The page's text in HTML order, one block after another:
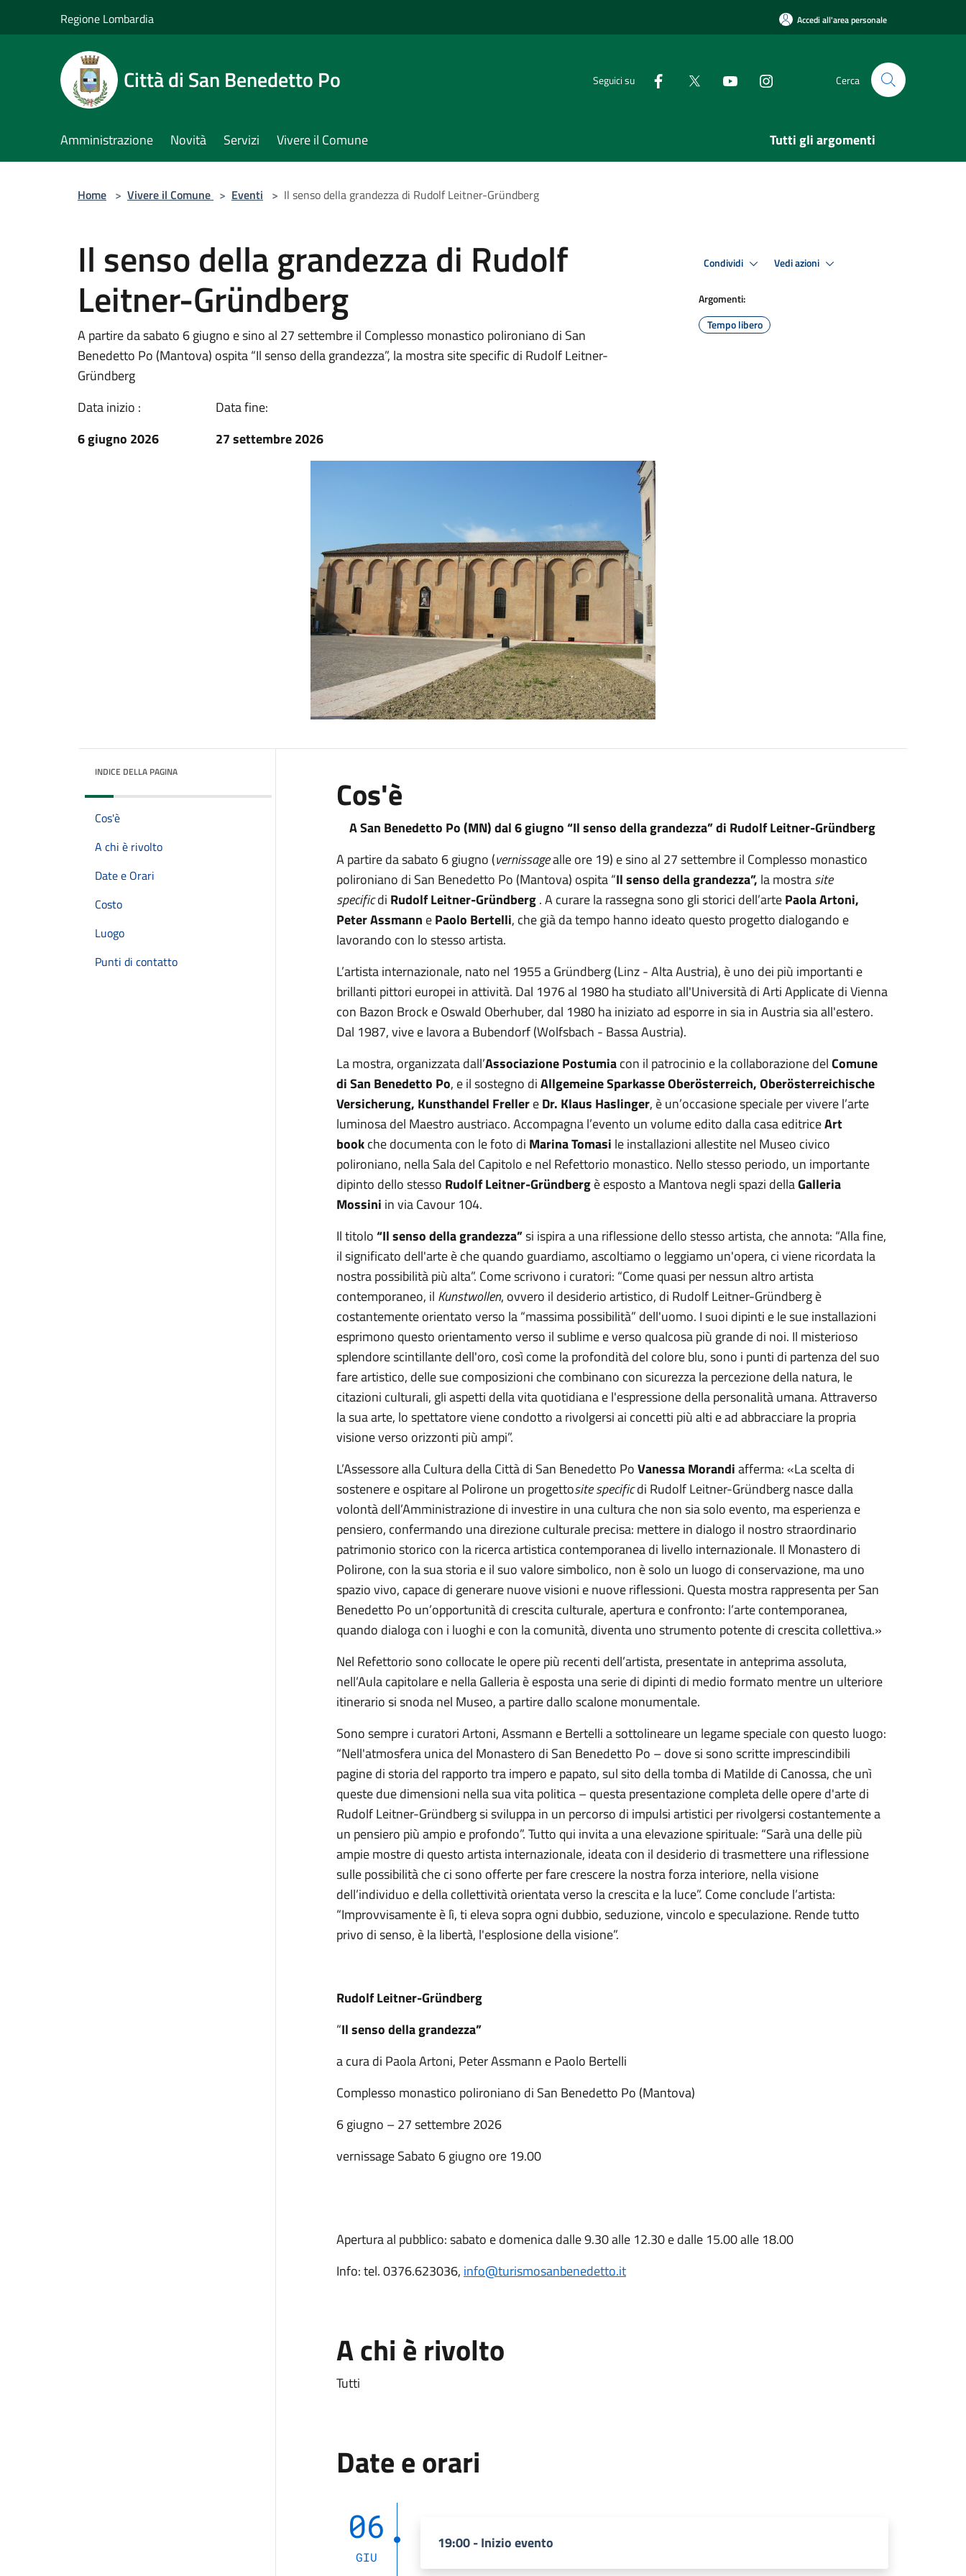
Regione Lombardia Accedi all'area personale
Città di San Benedetto Po Seguici su Cerca
Amministrazione Novità Servizi Vivere il Comune Tutti gli argomenti
Home > Vivere il Comune > Eventi > Il senso della grandezza di Rudolf Leitner-Gründberg
Il senso della grandezza di Rudolf
Leitner-Gründberg
A partire da sabato 6 giugno e sino al 27 settembre il Complesso monastico polironiano di San
Benedetto Po (Mantova) ospita “Il senso della grandezza”, la mostra site specific di Rudolf Leitner-
Gründberg
Data inizio :
6 giugno 2026
Data fine:
27 settembre 2026
Condividi Vedi azioni
Argomenti:
Tempo libero
INDICE DELLA PAGINA
Cos'è
A chi è rivolto
Date e Orari
Costo
Luogo
Punti di contatto
Cos'è
A San Benedetto Po (MN) dal 6 giugno “Il senso della grandezza” di Rudolf Leitner-Gründberg
A partire da sabato 6 giugno (vernissagealle ore 19) e sino al 27 settembre il Complesso monastico
polironiano di San Benedetto Po (Mantova) ospita “Il senso della grandezza”, la mostrasite
specificdi Rudolf Leitner-Gründberg. A curare la rassegna sono gli storici dell’artePaola Artoni,
Peter Assmann ePaolo Bertelli, che già da tempo hanno ideato questo progetto dialogando e
lavorando con lo stesso artista.
L’artista internazionale, nato nel 1955 a Gründberg (Linz - Alta Austria), è uno dei più importanti e
brillanti pittori europei in attività. Dal 1976 al 1980 ha studiato all'Università di Arti Applicate di Vienna
con Bazon Brock e Oswald Oberhuber, dal 1980 ha iniziato ad esporre in sia in Austria sia all'estero.
Dal 1987, vive e lavora a Bubendorf (Wolfsbach - Bassa Austria).
La mostra, organizzata dall’Associazione Postumiacon il patrocinio e la collaborazione delComune
di San Benedetto Po, e il sostegno diAllgemeine Sparkasse Oberösterreich, Oberösterreichische
Versicherung, Kunsthandel FrellereDr. Klaus Haslinger, è un’occasione speciale per vivere l’arte
luminosa del Maestro austriaco. Accompagna l’evento un volume edito dalla casa editriceArt
bookche documenta con le foto di Marina Tomasi le installazioni allestite nel Museo civico
polironiano, nella Sala del Capitolo e nel Refettorio monastico. Nello stesso periodo, un importante
dipinto dello stesso Rudolf Leitner-Gründbergè esposto a Mantova negli spazi dellaGalleria
Mossini in via Cavour 104.
Il titolo“Il senso della grandezza”si ispira a una riflessione dello stesso artista, che annota: “Alla fine,
il significato dell'arte è che quando guardiamo, ascoltiamo o leggiamo un'opera, ci viene ricordata la
nostra possibilità più alta”. Come scrivono i curatori: “Come quasi per nessun altro artista
contemporaneo, il Kunstwollen, ovvero il desiderio artistico, di Rudolf Leitner-Gründberg è
costantemente orientato verso la “massima possibilità” dell'uomo. I suoi dipinti e le sue installazioni
esprimono questo orientamento verso il sublime e verso qualcosa più grande di noi. Il misterioso
splendore scintillante dell'oro, così come la profondità del colore blu, sono i punti di partenza del suo
fare artistico, delle sue composizioni che combinano con sicurezza la percezione della natura, le
citazioni culturali, gli aspetti della vita quotidiana e l'espressione della personalità umana. Attraverso
la sua arte, lo spettatore viene condotto a rivolgersi ai concetti più alti e ad abbracciare la propria
visione verso orizzonti più ampi”.
L’Assessore alla Cultura della Città di San Benedetto PoVanessa Morandiafferma: «La scelta di
sostenere e ospitare al Polirone un progettosite specificdi Rudolf Leitner-Gründberg nasce dalla
volontà dell’Amministrazione di investire in una cultura che non sia solo evento, ma esperienza e
pensiero, confermando una direzione culturale precisa: mettere in dialogo il nostro straordinario
patrimonio storico con la ricerca artistica contemporanea di livello internazionale. Il Monastero di
Polirone, con la sua storia e il suo valore simbolico, non è solo un luogo di conservazione, ma uno
spazio vivo, capace di generare nuove visioni e nuove riflessioni. Questa mostra rappresenta per San
Benedetto Po un’opportunità di crescita culturale, apertura e confronto: l’arte contemporanea,
quando dialoga con i luoghi e con la comunità, diventa uno strumento potente di crescita collettiva.»
Nel Refettorio sono collocate le opere più recenti dell’artista, presentate in anteprima assoluta,
nell’Aula capitolare e nella Galleria è esposta una serie di dipinti di medio formato mentre un ulteriore
itinerario si snoda nel Museo, a partire dallo scalone monumentale.
Sono sempre i curatori Artoni, Assmann e Bertelli a sottolineare un legame speciale con questo luogo:
“Nell'atmosfera unica del Monastero di San Benedetto Po – dove si sono scritte imprescindibili
pagine di storia del rapporto tra impero e papato, sul sito della tomba di Matilde di Canossa, che unì
queste due dimensioni nella sua vita politica – questa presentazione completa delle opere d'arte di
Rudolf Leitner-Gründberg si sviluppa in un percorso di impulsi artistici per rivolgersi costantemente a
un pensiero più ampio e profondo”. Tutto qui invita a una elevazione spirituale: “Sarà una delle più
ampie mostre di questo artista internazionale, ideata con il desiderio di trasmettere una riflessione
sulle possibilità che ci sono offerte per fare crescere la nostra forza interiore, nella visione
dell’individuo e della collettività orientata verso la crescita e la luce”. Come conclude l’artista:
“Improvvisamente è lì, ti eleva sopra ogni dubbio, seduzione, vincolo e speculazione. Rende tutto
privo di senso, è la libertà, l'esplosione della visione”.
Rudolf Leitner-Gründberg
“Il senso della grandezza”
a cura di Paola Artoni, Peter Assmann e Paolo Bertelli
Complesso monastico polironiano di San Benedetto Po (Mantova)
6 giugno – 27 settembre 2026
vernissage Sabato 6 giugno ore 19.00
Apertura al pubblico: sabato e domenica dalle 9.30 alle 12.30 e dalle 15.00 alle 18.00
Info: tel. 0376.623036, info@turismosanbenedetto.it
A chi è rivolto
Tutti
Date e orari
06
GIU
19:00 - Inizio evento